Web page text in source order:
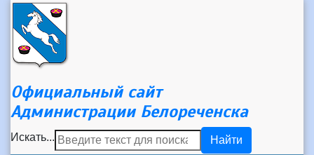
Официальный сайт
Администрации Белореченска
Искать...
Найти